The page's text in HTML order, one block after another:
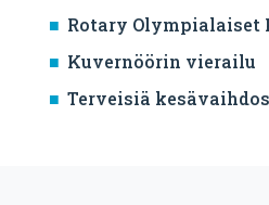
Rotary Olympialaiset
Kuvernöörin vierailu
Terveisiä